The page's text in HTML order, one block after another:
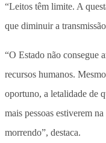
“Leitos têm limite. A
que diminuir a
“O Estado não consegue
recursos humanos.
oportuno, a letalidade de
mais pessoas estiverem
morrendo”, destaca.